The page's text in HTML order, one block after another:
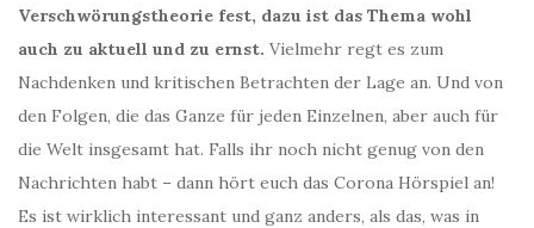
Verschwörungstheorie fest, dazu ist das Thema wohl
auch zu aktuell und zu ernst. Vielmehr regt es zum
Nachdenken und kritischen Betrachten der Lage an. Und von
den Folgen, die das Ganze für jeden Einzelnen, aber auch für
die Welt insgesamt hat. Falls ihr noch nicht genug von den
Nachrichten habt – dann hört euch das Corona Hörspiel an!
Es ist wirklich interessant und ganz anders, als das, was in